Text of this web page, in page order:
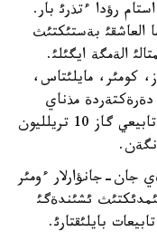
كةن قورئ مول، 138 دةن استام رؤدا ءتذرئ بار.
العاشقئ بةستئكتئث
الةمگة ايگئلئ.
كومئر، مايلئتاس،
مذناي
بايلئعئ 20 ميلليارد 860 ميلليون توننا، تابيعي گاز 10 تريلليون
ءتورت تذلئكتةن باسقا 700 دةي جان-جانؤارلار ءومئر
3569 ءتذرلئ وسئمدئكتئث ئشئندةگئ